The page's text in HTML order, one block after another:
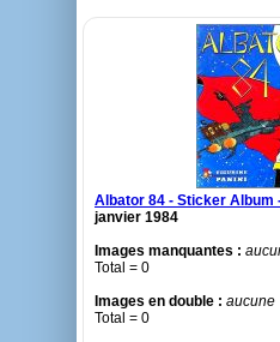
Albator 84 - Sticker Album
janvier 1984
Images manquantes :
Total = 0
Images en double : aucune
Total = 0